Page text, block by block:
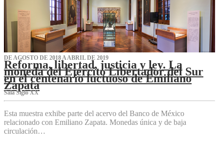
DE AGOSTO DE 2018 A ABRIL DE 2019
Reforma, libertad, justicia y ley. La
moneda del Ejército Libertador del Sur
en el centenario luctuoso de Emiliano
Zapata
Sala Siglo XX
Esta muestra exhibe parte del acervo del Banco de México
relacionado con Emiliano Zapata. Monedas única y de baja
circulación…